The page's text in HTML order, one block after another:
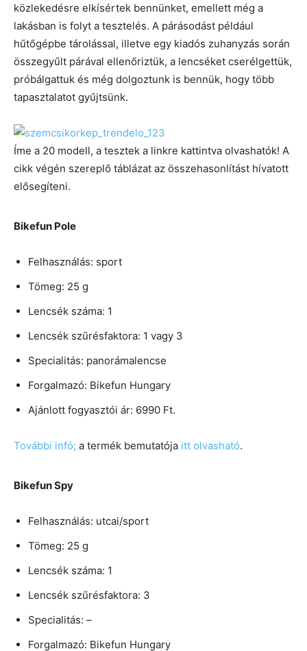
közlekedésre elkísértek bennünket, emellett még a
lakásban is folyt a tesztelés. A párásodást például
hűtőgépbe tárolással, illetve egy kiadós zuhanyzás során
összegyűlt párával ellenőriztük, a lencséket cserélgettük,
próbálgattuk és még dolgoztunk is bennük, hogy több
tapasztalatot gyűjtsünk.
Íme a 20 modell, a tesztek a linkre kattintva olvashatók! A
cikk végén szereplő táblázat az összehasonlítást hívatott
elősegíteni.
Bikefun Pole
Felhasználás: sport
Tömeg: 25 g
Lencsék száma: 1
Lencsék szűrésfaktora: 1 vagy 3
Specialitás: panorámalencse
Forgalmazó: Bikefun Hungary
Ajánlott fogyasztói ár: 6990 Ft.
További infó; a termék bemutatója itt olvasható.
Bikefun Spy
Felhasználás: utcai/sport
Tömeg: 25 g
Lencsék száma: 1
Lencsék szűrésfaktora: 3
Specialitás: –
Forgalmazó: Bikefun Hungary